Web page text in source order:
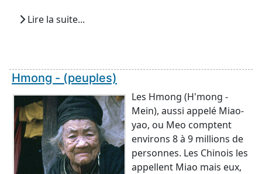
Lire la suite...
Hmong - (peuples)
Les Hmong (H'mong -
Mein), aussi appelé Miao-
yao, ou Meo comptent
environs 8 à 9 millions de
personnes. Les Chinois les
appellent Miao mais eux,